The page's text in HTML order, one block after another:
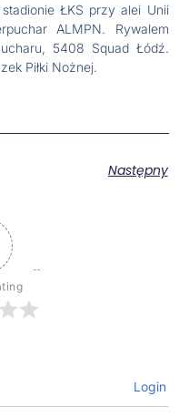
ŁKS przy alei Unii
ALMPN. Rywalem
5408 Squad Łódź.
Piłki Nożnej.
Następny
Login